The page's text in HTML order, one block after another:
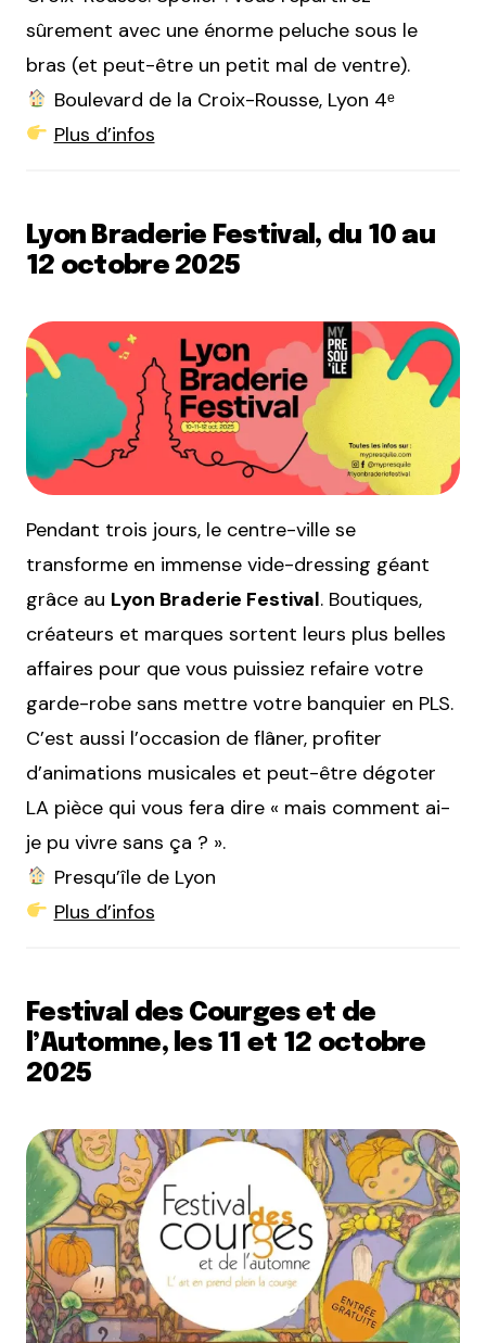
sûrement avec une énorme peluche sous le
bras (et peut-être un petit mal de ventre).
Boulevard de la Croix-Rousse, Lyon 4ᵉ
Plus d’infos
Lyon Braderie Festival, du 10 au
12 octobre 2025
Pendant trois jours, le centre-ville se
transforme en immense vide-dressing géant
grâce au Lyon Braderie Festival. Boutiques,
créateurs et marques sortent leurs plus belles
affaires pour que vous puissiez refaire votre
garde-robe sans mettre votre banquier en PLS.
C’est aussi l’occasion de flâner, profiter
d’animations musicales et peut-être dégoter
LA pièce qui vous fera dire « mais comment ai-
je pu vivre sans ça ? ».
Presqu’île de Lyon
Plus d’infos
Festival des Courges et de
l’Automne, les 11 et 12 octobre
2025